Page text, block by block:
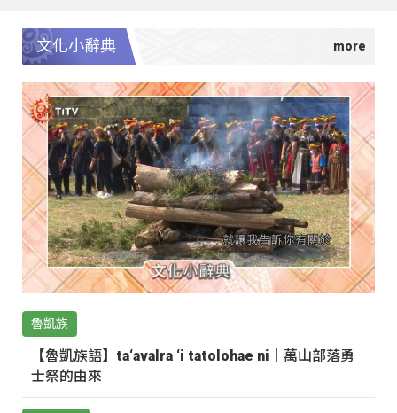
文化小辭典
魯凱族
【魯凱族語】ta‘avalra ‘i tatolohae ni｜萬山部落勇
士祭的由來